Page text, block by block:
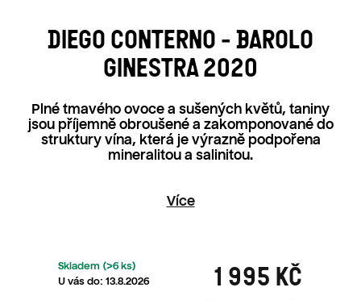
DIEGO CONTERNO - BAROLO
GINESTRA 2020
Plné tmavého ovoce a sušených květů, taniny
jsou příjemně obroušené a zakomponované do
struktury vína, která je výrazně podpořena
mineralitou a salinitou.
Více
1 995 KČ
Skladem (>6 ks)
13.8.2026